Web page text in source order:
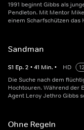
1991 beginnt Gibbs als
Pendleton. Mit Mentor
einem Scharfschützen das
Sandman
S1 Ep.2 • 41 Min. • HD
12
Die Suche nach dem
Hochtouren. Während der
Agent Leroy Jethro Gibbs
Ohne Regeln